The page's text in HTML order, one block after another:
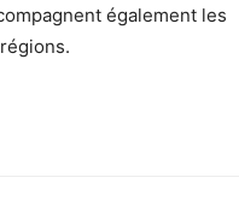
également les